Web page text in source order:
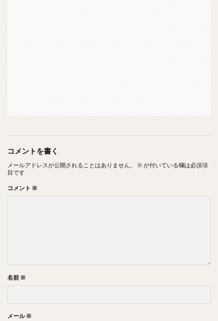
コメントを書く
メールアドレスが公開されることはありません。 ※ が付いている欄は必須項
目です
コメント ※
名前 ※
メール※